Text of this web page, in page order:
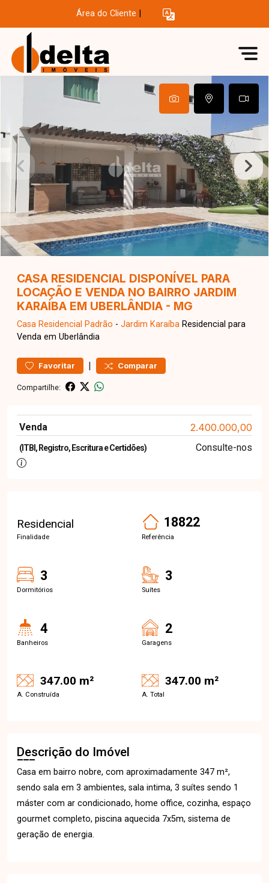
Área do Cliente
CASA RESIDENCIAL DISPONÍVEL PARA
LOCAÇÃO E VENDA NO BAIRRO JARDIM
KARAÍBA EM UBERLÂNDIA - MG
Casa Residencial Padrão - Jardim Karaíba Residencial para
Venda em Uberlândia
Favoritar | Comparar
Compartilhe:
Venda 2.400.000,00
(ITBI, Registro, Escritura e Certidões) Consulte-nos
Residencial
Finalidade
18822
Referência
3
Dormitórios
3
Suítes
4
Banheiros
2
Garagens
347.00 m²
A. Construída
347.00 m²
A. Total
Descrição do Imóvel
Casa em bairro nobre, com aproximadamente 347 m²,
sendo sala em 3 ambientes, sala intima, 3 suítes sendo 1
máster com ar condicionado, home office, cozinha, espaço
gourmet completo, piscina aquecida 7x5m, sistema de
geração de energia.